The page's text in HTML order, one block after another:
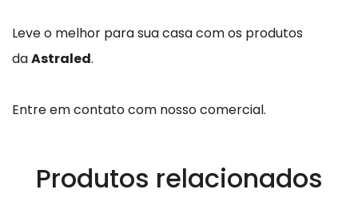
Leve o melhor para sua casa com os produtos
daAstraled.
Entre em contato com nosso comercial.
Produtos relacionados